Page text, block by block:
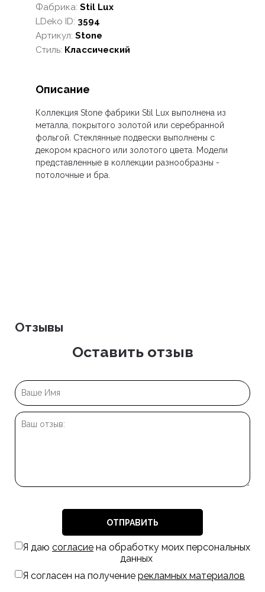
Фабрика: Stil Lux
LDeko ID: 3594
Артикул: Stone
Стиль: Классический
Описание
Коллекция Stone фабрики Stil Lux выполнена из
металла, покрытого золотой или серебранной
фольгой. Стеклянные подвески выполнены с
декором красного или золотого цвета. Модели
представленные в коллекции разнообразны -
потолочные и бра.
Отзывы
Оставить отзыв
ОТПРАВИТЬ
Я даю согласие на обработку моих персональных
данных
Я согласен на получение рекламных материалов